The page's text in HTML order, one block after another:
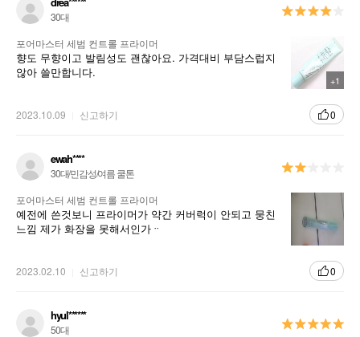
30대
+1
포어마스터 세범 컨트롤 프라이머
향도 무향이고 발림성도 괜찮아요. 가격대비 부담스럽지
않아 쓸만합니다.
2023.10.09 신고하기 0
ewah****
30대/민감성/여름 쿨톤
포어마스터 세범 컨트롤 프라이머
예전에 쓴것보니 프라이머가 약간 커버럭이 안되고 뭉친
느낌 제가 화장을 못해서인가ᆢ
2023.02.10 신고하기 0
hyul******
50대